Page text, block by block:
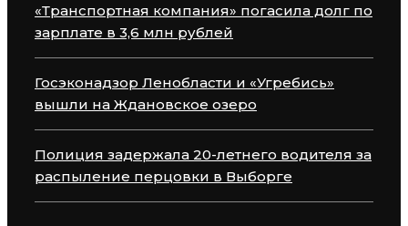
«Транспортная компания» погасила долг по
зарплате в 3,6 млн рублей
Госэконадзор Ленобласти и «Угребись»
вышли на Ждановское озеро
Полиция задержала 20-летнего водителя за
распыление перцовки в Выборге